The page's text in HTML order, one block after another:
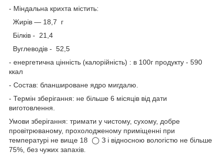
- Міндальна крихта містить:
Жирів — 18,7 г
Білків - 21,4
Вуглеводів - 52,5
- енергетична цінність (калорійність) : в 100г продукту - 590
ккал
- Состав: бланшироване ядро мигдалю.
- Термін зберігання: не більше 6 місяців від дати
виготовлення.
Умови зберігання: тримати у чистому, сухому, добре
провітрюваному, прохолодженому приміщенні при
температурі не вище 18 ◯ З і відносною вологістю не більше
75%, без чужих запахів.